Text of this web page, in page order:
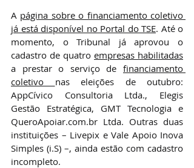
A página sobre o financiamento coletivo
já está disponível no Portal do TSE. Até o
momento, o Tribunal já aprovou o
cadastro de quatro empresas habilitadas
a prestar o serviço de financiamento
coletivo nas eleições de outubro:
AppCívico Consultoria Ltda., Elegis
QueroApoiar.com.br Ltda. Outras duas
instituições – Livepix e Vale Apoio Inova
Simples (i.S) –, ainda estão com cadastro
incompleto.